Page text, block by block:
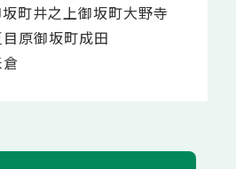
町井之上御坂町大野寺
原御坂町成田